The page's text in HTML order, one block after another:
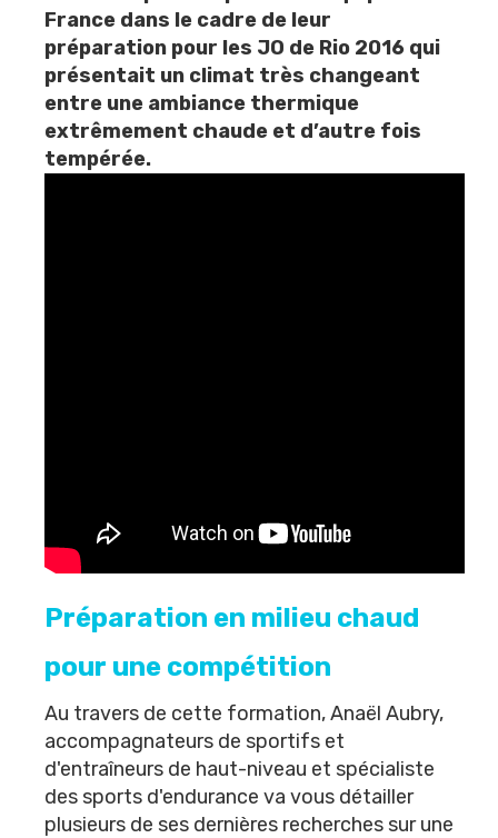
France dans le cadre de leur
préparation pour les JO de Rio 2016 qui
présentait un climat très changeant
entre une ambiance thermique
extrêmement chaude et d’autre fois
tempérée.
Préparation en milieu chaud
pour une compétition
Au travers de cette formation,Anaël Aubry,
accompagnateurs de sportifs et
d'entraîneurs de haut-niveau et spécialiste
des sports d'endurance va vous détailler
plusieurs de ses dernières recherches sur une